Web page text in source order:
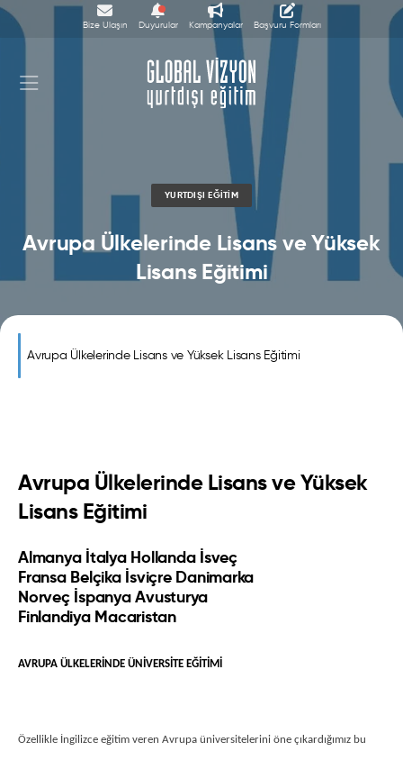
Bize Ulaşın Duyurular Kampanyalar Başvuru Formları
YURTDIŞI EĞITIM
Avrupa Ülkelerinde Lisans ve Yüksek
Lisans Eğitimi
Avrupa Ülkelerinde Lisans ve Yüksek Lisans Eğitimi
Avrupa Ülkelerinde Lisans ve Yüksek
Lisans Eğitimi
Almanya İtalya Hollanda İsveç
Fransa Belçika İsviçre Danimarka
Norveç İspanya Avusturya
Finlandiya Macaristan
AVRUPA ÜLKELERİNDE ÜNİVERSİTE EĞİTİMİ
Özellikle İngilizce eğitim veren Avrupa üniversitelerini öne çıkardığımız bu